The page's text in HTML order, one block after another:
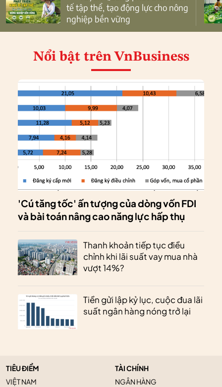
tế tập thể, tạo động lực cho nông
nghiệp bền vững
Nổi bật trên VnBusiness
'Cú tăng tốc' ấn tượng của dòng vốn FDI
và bài toán nâng cao năng lực hấp thụ
Thanh khoản tiếp tục điều
chỉnh khi lãi suất vay mua nhà
vượt 14%?
Tiền gửi lập kỷ lục, cuộc đua lãi
suất ngân hàng nóng trở lại
TIÊU ĐIỂM
VIỆT NAM
TÀI CHÍNH
NGÂN HÀNG